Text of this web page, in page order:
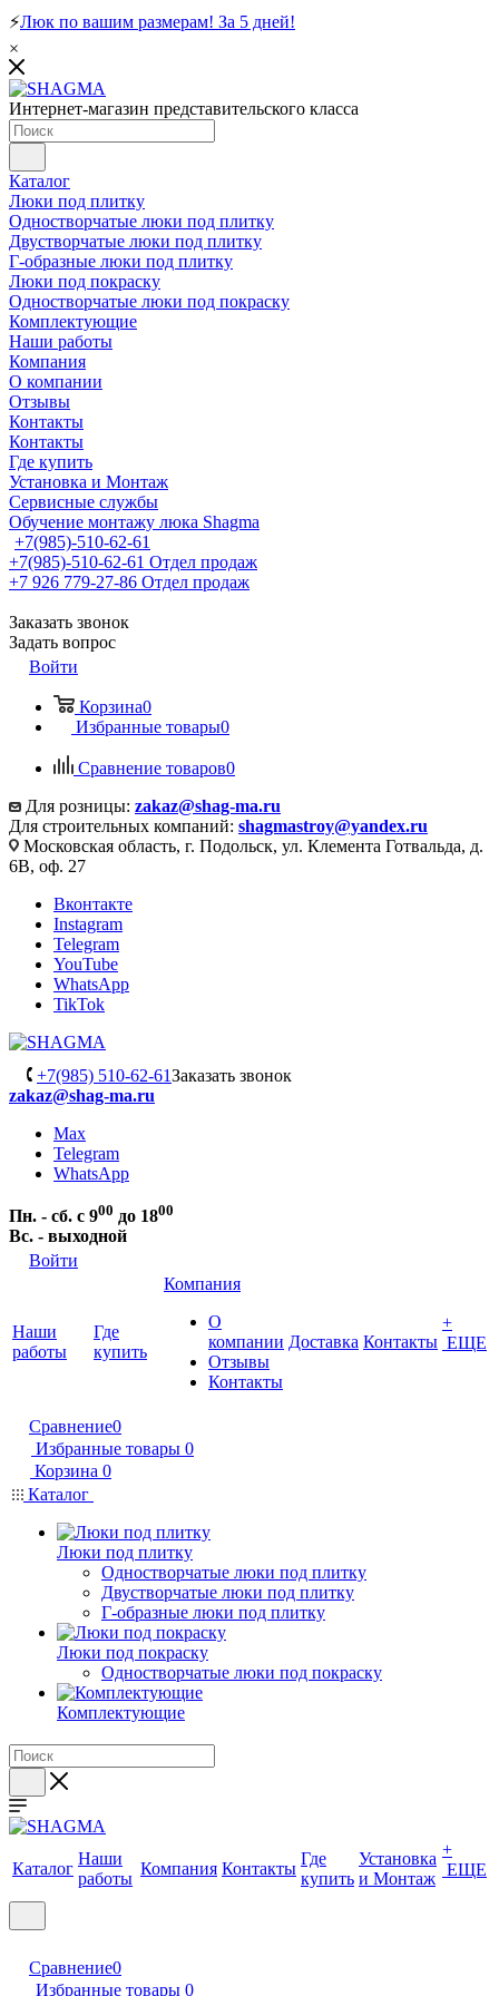
⚡Люк по вашим размерам! За 5 дней!
×
Интернет-магазин представительского класса
Каталог
Люки под плитку
Одностворчатые люки под плитку
Двустворчатые люки под плитку
Г-образные люки под плитку
Люки под покраску
Одностворчатые люки под покраску
Комплектующие
Наши работы
Компания
О компании
Отзывы
Контакты
Контакты
Где купить
Установка и Монтаж
Сервисные службы
Обучение монтажу люка Shagma
+7(985)-510-62-61
+7(985)-510-62-61 Отдел продаж
‪+7 926 779-27-86‬ Отдел продаж
Заказать звонок
Задать вопрос
Войти
Корзина0
Избранные товары0
Сравнение товаров0
Для розницы: zakaz@shag-ma.ru
Для строительных компаний: shagmastroy@yandex.ru
Московская область, г. Подольск, ул. Клемента Готвальда, д.
6В, оф. 27
Вконтакте
Instagram
Telegram
YouTube
WhatsApp
TikTok
+7(985) 510-62-61Заказать звонок
zakaz@shag-ma.ru
Max
Telegram
WhatsApp
Пн. - сб. с 900 до 1800
Вс. - выходной
Войти
Наши
работы
Где
купить
Компания
О
компании
Отзывы
Контакты
Доставка Контакты
+
ЕЩЕ
Сравнение0
Избранные товары 0
Корзина 0
Каталог
Люки под плитку
Одностворчатые люки под плитку
Двустворчатые люки под плитку
Г-образные люки под плитку
Люки под покраску
Одностворчатые люки под покраску
Комплектующие
Каталог
Наши
работы
Компания Контакты
Где
купить
Установка
и Монтаж
+
ЕЩЕ
Сравнение0
Избранные товары 0